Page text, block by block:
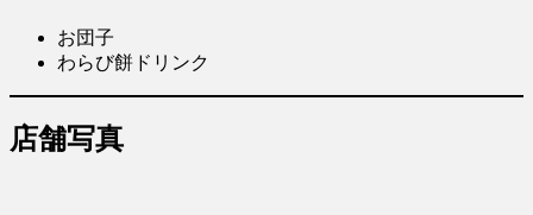
お団子
わらび餅ドリンク
店舗写真